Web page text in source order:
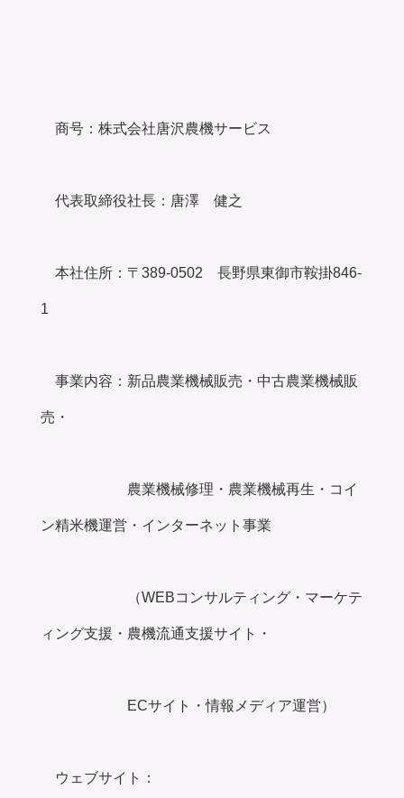
商号： 株式会社唐沢農機サービス
代表取締役社長：唐澤 健之
本社住所： 〒389-0502 長野県東御市鞍掛846-
1
事業内容： 新品農業機械販売・中古農業機械販
売・
農業機械修理・農業機械再生・コイ
ン精米機運営・インターネット事業
（WEBコンサルティング・マーケテ
ィング支援・農機流通支援サイト・
ECサイト・情報メディア運営）
ウェブサイト：